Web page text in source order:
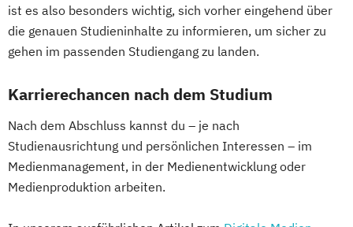
ist es also besonders wichtig, sich vorher eingehend über
die genauen Studieninhalte zu informieren, um sicher zu
gehen im passenden Studiengang zu landen.
Karrierechancen nach dem Studium
Nach dem Abschluss kannst du – je nach
Studienausrichtung und persönlichen Interessen – im
Medienmanagement, in der Medienentwicklung oder
Medienproduktion arbeiten.